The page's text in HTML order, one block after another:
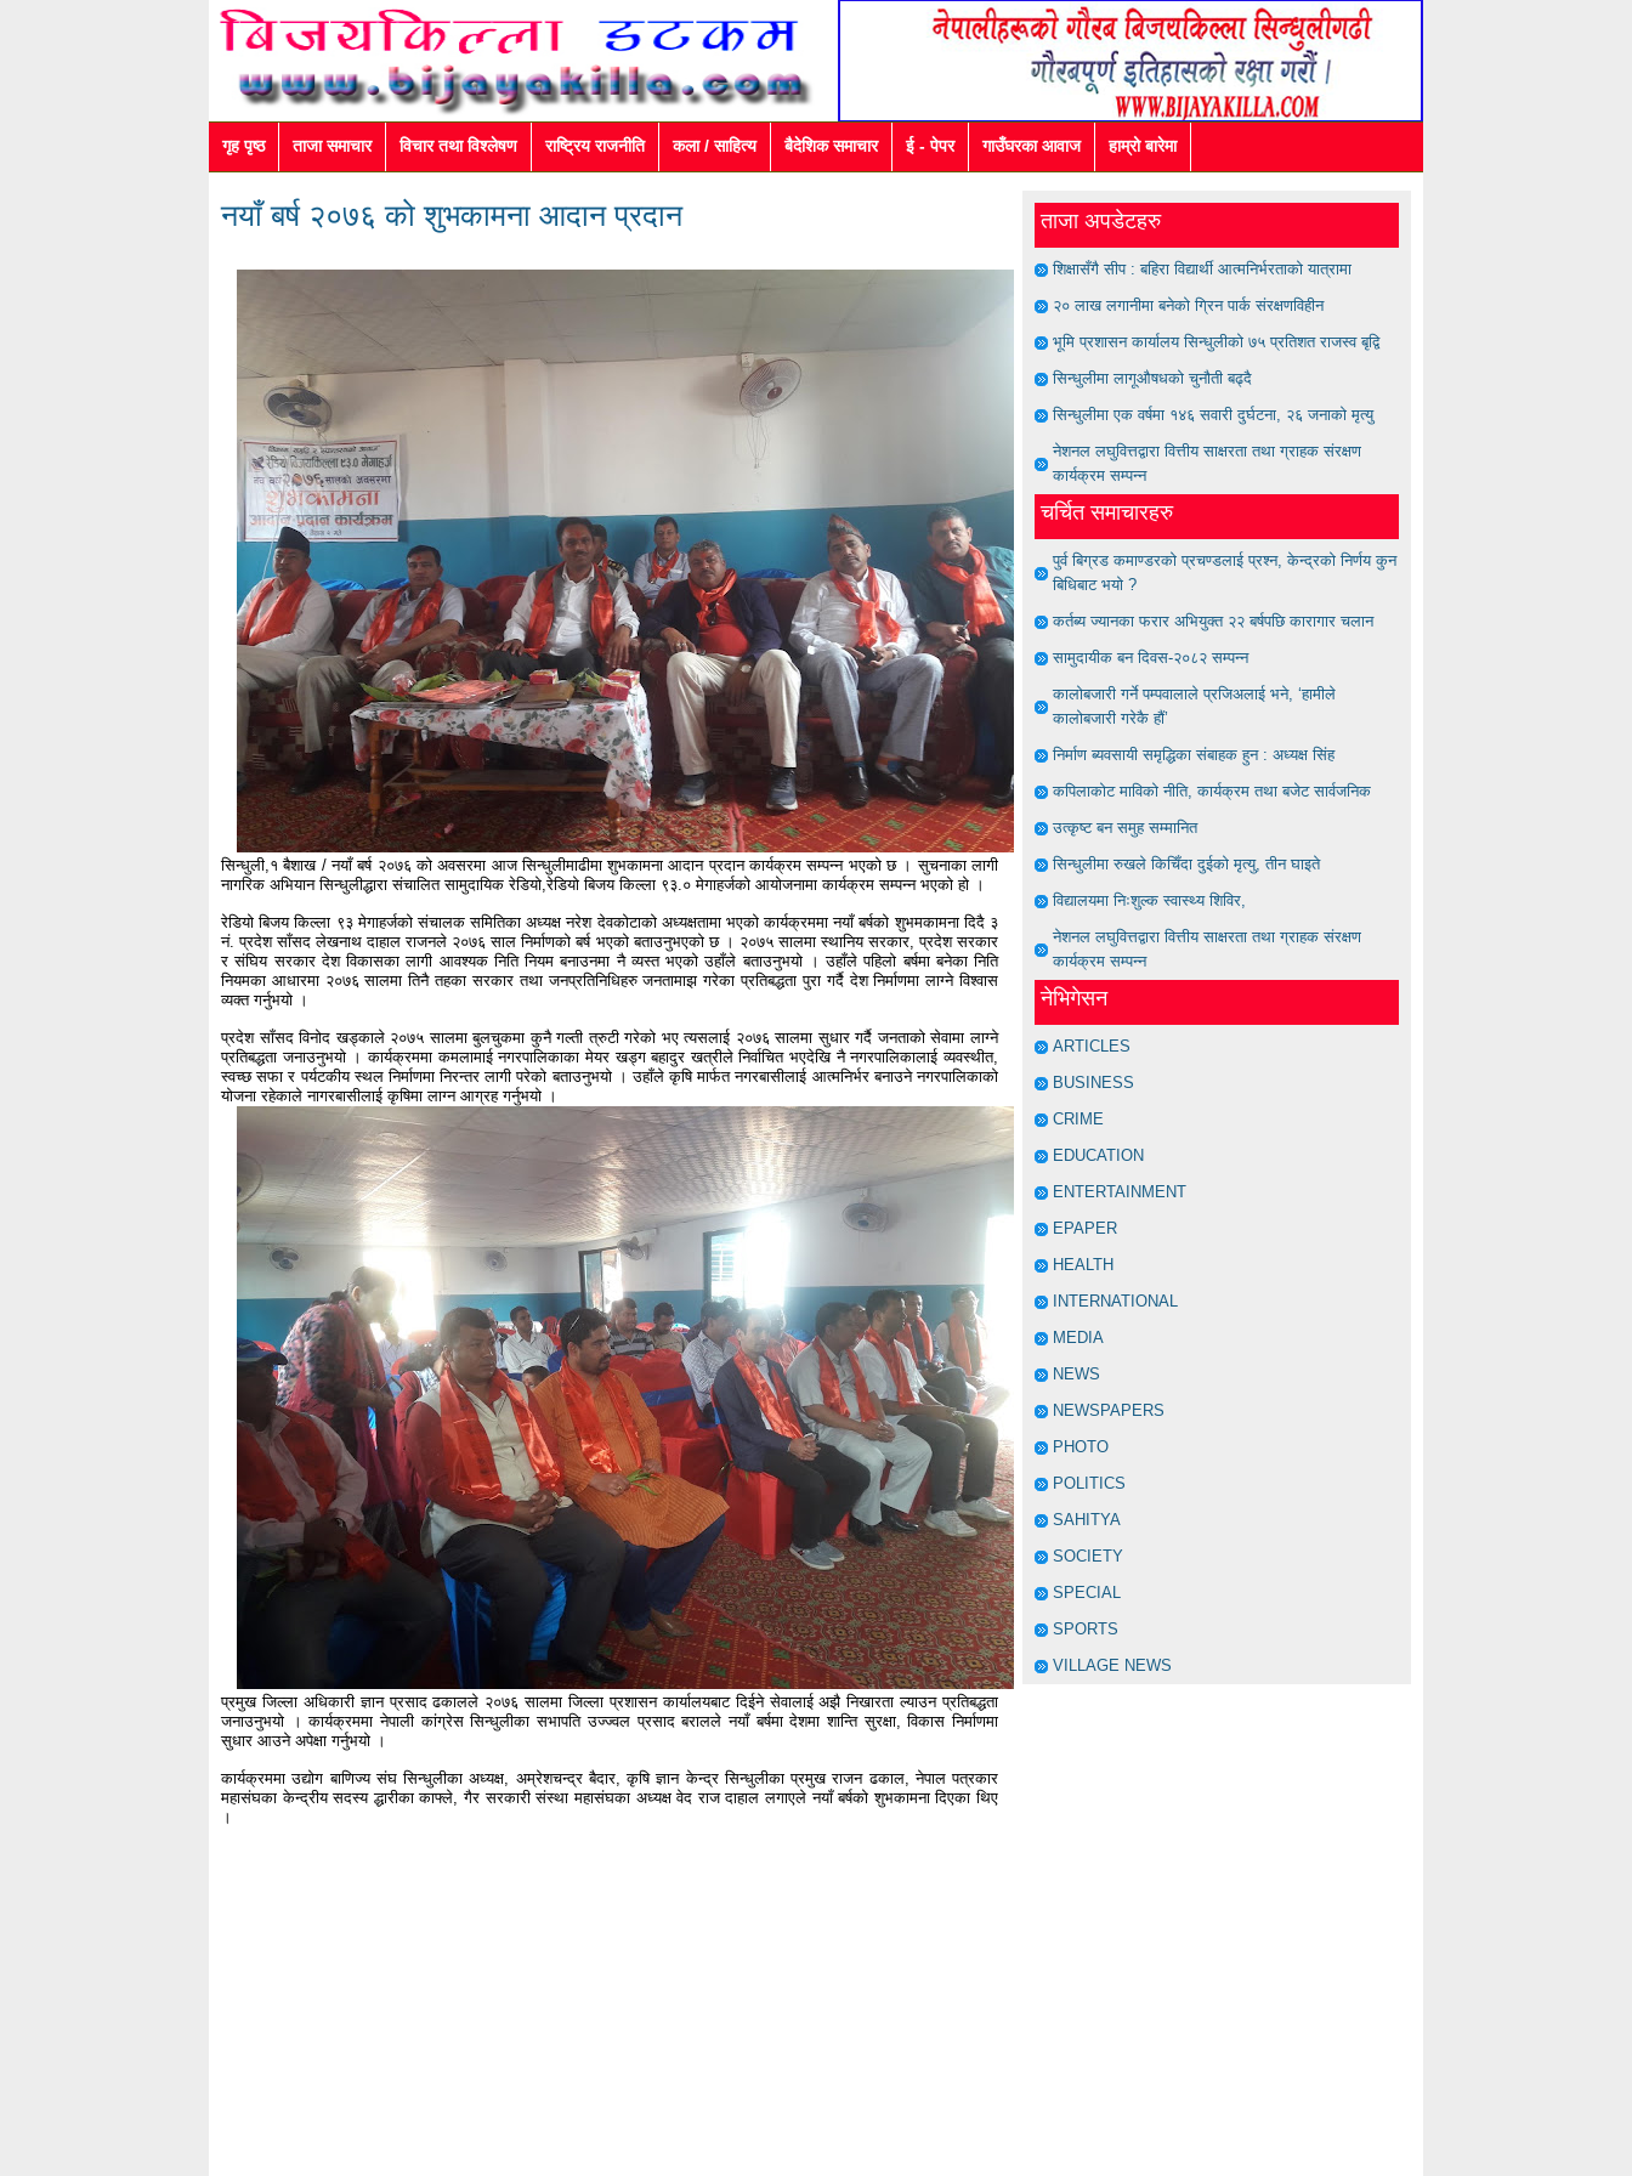
गृह पृष्ठ ताजा समाचार विचार तथा विश्लेषण राष्ट्रिय राजनीति कला / साहित्य बैदेशिक समाचार ई - पेपर गाउँघरका आवाज हाम्रो बारेमा
नयाँ बर्ष २०७६ को शुभकामना आदान प्रदान
सिन्धुली,१ बैशाख / नयाँ बर्ष २०७६ को अवसरमा आज सिन्धुलीमाढीमा शुभकामना आदान प्रदान कार्यक्रम सम्पन्न भएको छ । सुचनाका लागी
नागरिक अभियान सिन्धुलीद्धारा संचालित सामुदायिक रेडियो,रेडियो बिजय किल्ला ९३.० मेगाहर्जको आयोजनामा कार्यक्रम सम्पन्न भएको हो ।
रेडियो बिजय किल्ला ९३ मेगाहर्जको संचालक समितिका अध्यक्ष नरेश देवकोटाको अध्यक्षतामा भएको कार्यक्रममा नयाँ बर्षको शुभमकामना दिदै ३
नं. प्रदेश साँसद लेखनाथ दाहाल राजनले २०७६ साल निर्माणको बर्ष भएको बताउनुभएको छ । २०७५ सालमा स्थानिय सरकार, प्रदेश सरकार
र संघिय सरकार देश विकासका लागी आवश्यक निति नियम बनाउनमा नै व्यस्त भएको उहाँले बताउनुभयो । उहाँले पहिलो बर्षमा बनेका निति
नियमका आधारमा २०७६ सालमा तिनै तहका सरकार तथा जनप्रतिनिधिहरु जनतामाझ गरेका प्रतिबद्धता पुरा गर्दै देश निर्माणमा लाग्ने विश्वास
व्यक्त गर्नुभयो ।
प्रदेश साँसद विनोद खड्काले २०७५ सालमा बुलचुकमा कुनै गल्ती त्रुटी गरेको भए त्यसलाई २०७६ सालमा सुधार गर्दै जनताको सेवामा लाग्ने
प्रतिबद्धता जनाउनुभयो । कार्यक्रममा कमलामाई नगरपालिकाका मेयर खड्ग बहादुर खत्रीले निर्वाचित भएदेखि नै नगरपालिकालाई व्यवस्थीत,
स्वच्छ सफा र पर्यटकीय स्थल निर्माणमा निरन्तर लागी परेको बताउनुभयो । उहाँले कृषि मार्फत नगरबासीलाई आत्मनिर्भर बनाउने नगरपालिकाको
योजना रहेकाले नागरबासीलाई कृषिमा लाग्न आग्रह गर्नुभयो ।
प्रमुख जिल्ला अधिकारी ज्ञान प्रसाद ढकालले २०७६ सालमा जिल्ला प्रशासन कार्यालयबाट दिईने सेवालाई अझै निखारता ल्याउन प्रतिबद्धता
जनाउनुभयो । कार्यक्रममा नेपाली कांग्रेस सिन्धुलीका सभापति उज्ज्वल प्रसाद बरालले नयाँ बर्षमा देशमा शान्ति सुरक्षा, विकास निर्माणमा
सुधार आउने अपेक्षा गर्नुभयो ।
कार्यक्रममा उद्योग बाणिज्य संघ सिन्धुलीका अध्यक्ष, अम्रेशचन्द्र बैदार, कृषि ज्ञान केन्द्र सिन्धुलीका प्रमुख राजन ढकाल, नेपाल पत्रकार
महासंघका केन्द्रीय सदस्य द्धारीका काफ्ले, गैर सरकारी संस्था महासंघका अध्यक्ष वेद राज दाहाल लगाएले नयाँ बर्षको शुभकामना दिएका थिए
।
ताजा अपडेटहरु
शिक्षासँगै सीप : बहिरा विद्यार्थी आत्मनिर्भरताको यात्रामा
२० लाख लगानीमा बनेको ग्रिन पार्क संरक्षणविहीन
भूमि प्रशासन कार्यालय सिन्धुलीको ७५ प्रतिशत राजस्व बृद्वि
सिन्धुलीमा लागूऔषधको चुनौती बढ्दै
सिन्धुलीमा एक वर्षमा १४६ सवारी दुर्घटना, २६ जनाको मृत्यु
नेशनल लघुवित्तद्वारा वित्तीय साक्षरता तथा ग्राहक संरक्षण
कार्यक्रम सम्पन्न
चर्चित समाचारहरु
पुर्व बिग्रड कमाण्डरकाे प्रचण्डलाई प्रश्न, केन्द्रको निर्णय कुन
बिधिबाट भयाे ?
कर्तब्य ज्यानका फरार अभियुक्त २२ बर्षपछि कारागार चलान
सामुदायीक बन दिवस-२०८२ सम्पन्न
कालोबजारी गर्ने पम्पवालाले प्रजिअलाई भने, ‘हामीले
कालोबजारी गरेकै हौं’
निर्माण ब्यवसायी समृद्धिका संबाहक हुन : अध्यक्ष सिंह
कपिलाकोट माविको नीति, कार्यक्रम तथा बजेट सार्वजनिक
उत्कृष्ट बन समुह सम्मानित
सिन्धुलीमा रुखले किचिँदा दुईको मृत्यु, तीन घाइते
विद्यालयमा निःशुल्क स्वास्थ्य शिविर,
नेशनल लघुवित्तद्वारा वित्तीय साक्षरता तथा ग्राहक संरक्षण
कार्यक्रम सम्पन्न
नेभिगेसन
ARTICLES
BUSINESS
CRIME
EDUCATION
ENTERTAINMENT
EPAPER
HEALTH
INTERNATIONAL
MEDIA
NEWS
NEWSPAPERS
PHOTO
POLITICS
SAHITYA
SOCIETY
SPECIAL
SPORTS
VILLAGE NEWS